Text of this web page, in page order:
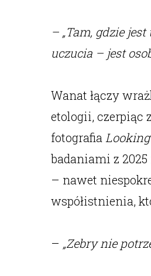
– „Tam, gdzie
uczucia – jest
Wanat łączy
etologii, czerpiąc
fotografia
badaniami z
– nawet
współistnienia,
– „Zebry nie